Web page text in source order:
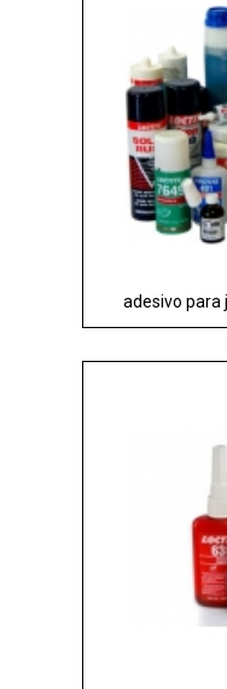
adesivo para